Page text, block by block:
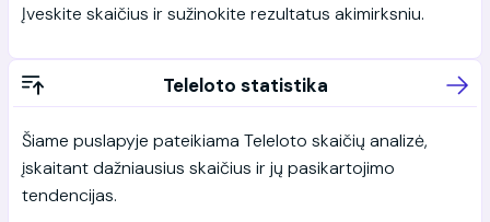
Įveskite skaičius ir sužinokite rezultatus akimirksniu.
Teleloto statistika
Šiame puslapyje pateikiama Teleloto skaičių analizė,
įskaitant dažniausius skaičius ir jų pasikartojimo
tendencijas.